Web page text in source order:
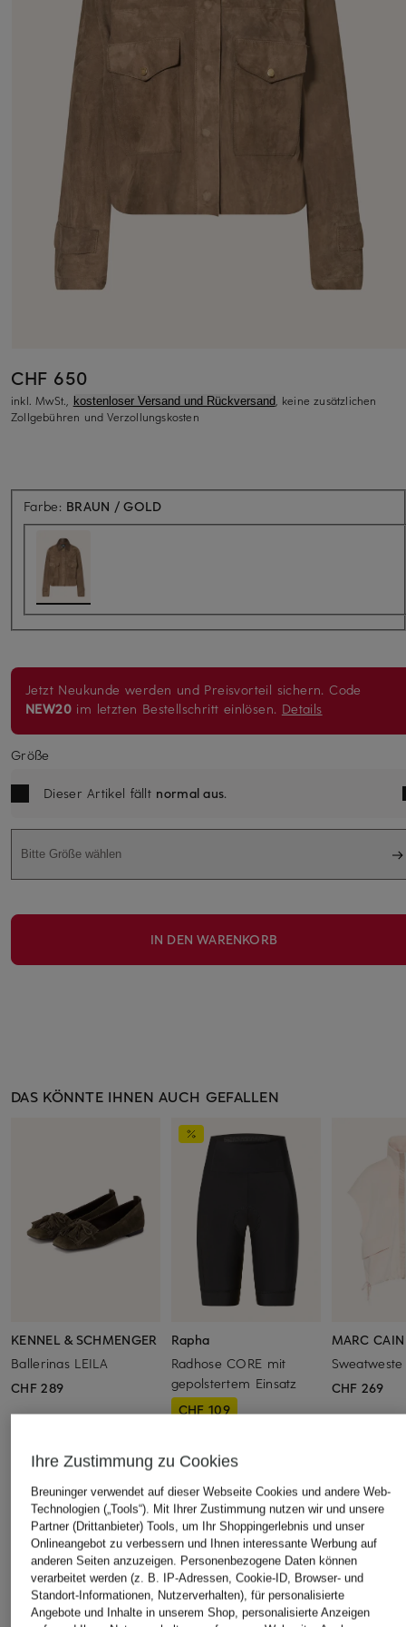
CHF 650
inkl. MwSt., kostenloser Versand und Rückversand, keine zusätzlichen
Zollgebühren und Verzollungskosten
Farbe: BRAUN / GOLD
Jetzt Neukunde werden und Preisvorteil sichern. Code
NEW20 im letzten Bestellschritt einlösen. Details
Größe
Dieser Artikel fällt normal aus.
Bitte Größe wählen
IN DEN WARENKORB
DAS KÖNNTE IHNEN AUCH GEFALLEN
KENNEL & SCHMENGER
Ballerinas LEILA
CHF 289
Rapha
Radhose CORE mit
gepolstertem Einsatz
CHF 109
MARC CAIN
Sweatweste
CHF 269
ÄHNLICHE ARTIKEL ENTDECKEN
Ihre Zustimmung zu Cookies
Breuninger verwendet auf dieser Webseite Cookies und andere Web-
Technologien („Tools“). Mit Ihrer Zustimmung nutzen wir und unsere
Partner (Drittanbieter) Tools, um Ihr Shoppingerlebnis und unser
Onlineangebot zu verbessern und Ihnen interessante Werbung auf
anderen Seiten anzuzeigen. Personenbezogene Daten können
verarbeitet werden (z. B. IP-Adressen, Cookie-ID, Browser- und
Standort-Informationen, Nutzerverhalten), für personalisierte
Angebote und Inhalte in unserem Shop, personalisierte Anzeigen